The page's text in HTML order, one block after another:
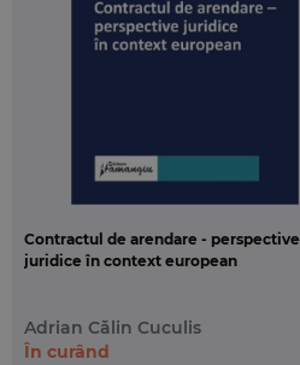
Contractul de arendare - perspective
juridice în context european
Adrian Călin Cuculis
În curând